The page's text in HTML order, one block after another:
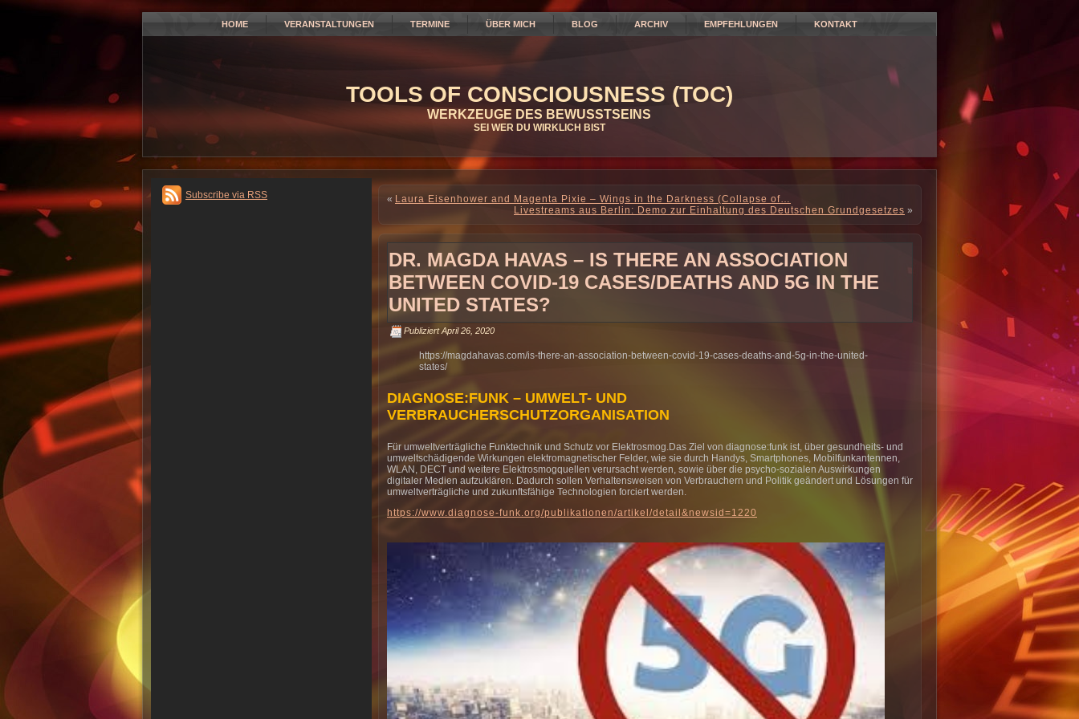
HOME VERANSTALTUNGEN TERMINE ÜBER MICH BLOG ARCHIV EMPFEHLUNGEN KONTAKT
TOOLS OF CONSCIOUSNESS (TOC)
WERKZEUGE DES BEWUSSTSEINS
SEI WER DU WIRKLICH BIST
Subscribe via RSS « Laura Eisenhower and Magenta Pixie – Wings in the Darkness (Collapse of…
Livestreams aus Berlin: Demo zur Einhaltung des Deutschen Grundgesetzes »
DR. MAGDA HAVAS – IS THERE AN ASSOCIATION
BETWEEN COVID-19 CASES/DEATHS AND 5G IN THE
UNITED STATES?
Publiziert April 26, 2020
https://magdahavas.com/is-there-an-association-between-covid-19-cases-deaths-and-5g-in-the-united-
states/
DIAGNOSE:FUNK – UMWELT- UND
VERBRAUCHERSCHUTZORGANISATION
Für umweltverträgliche Funktechnik und Schutz vor Elektrosmog.Das Ziel von diagnose:funk ist, über gesundheits- und
umweltschädigende Wirkungen elektromagnetischer Felder, wie sie durch Handys, Smartphones, Mobilfunkantennen,
WLAN, DECT und weitere Elektrosmogquellen verursacht werden, sowie über die psycho-sozialen Auswirkungen
digitaler Medien aufzuklären. Dadurch sollen Verhaltensweisen von Verbrauchern und Politik geändert und Lösungen für
umweltverträgliche und zukunftsfähige Technologien forciert werden.
https://www.diagnose-funk.org/publikationen/artikel/detail&newsid=1220